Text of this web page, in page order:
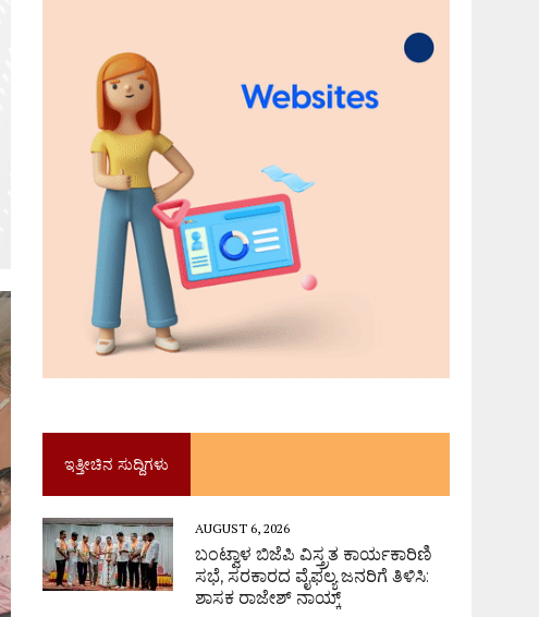
ಇತ್ತೀಚಿನ ಸುದ್ದಿಗಳು
AUGUST 6, 2026
ಬಂಟ್ವಾಳ ಬಿಜೆಪಿ ವಿಸ್ತ್ರತ ಕಾರ್ಯಕಾರಿಣಿ
ಸಭೆ, ಸರಕಾರದ ವೈಫಲ್ಯ ಜನರಿಗೆ ತಿಳಿಸಿ:
ಶಾಸಕ ರಾಜೇಶ್ ನಾಯ್ಕ್